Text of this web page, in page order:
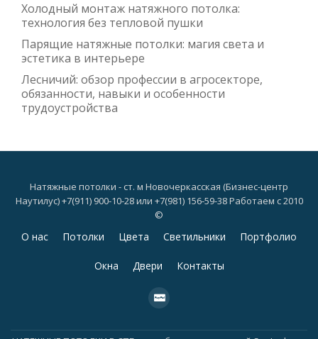
Холодный монтаж натяжного потолка:
технология без тепловой пушки
Парящие натяжные потолки: магия света и
эстетика в интерьере
Лесничий: обзор профессии в агросекторе,
обязанности, навыки и особенности
трудоустройства
Натяжные потолки - ст. м Новочеркасская (Бизнес-центр
Наутилус) +7(911) 900-10-28 или +7(981) 156-59-38 Работаем с 2010
©
Дополнительное
О нас Потолки Цвета Светильники Портфолио
Окна Двери Контакты
fa-
cc-